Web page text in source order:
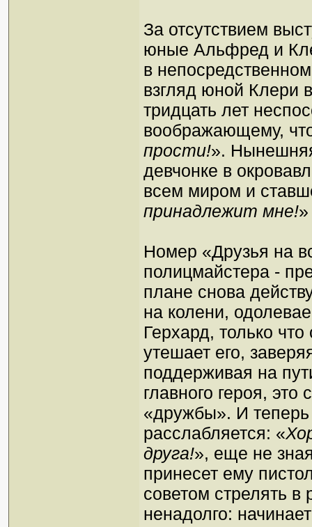
За отсутствием
юные Альфред и
в
взгляд юной Клери
тридцать лет
воображающему,
прости!».
девчонке в
всем миром и
принадлежит мне!»
Номер «Друзья на
полицмайстера -
плане снова
на колени,
Герхард, только
утешает его,
поддерживая на
главного героя, это
«дружбы». И теперь
расслабляется: «
друга!», еще не
принесет ему
советом стрелять
ненадолго: